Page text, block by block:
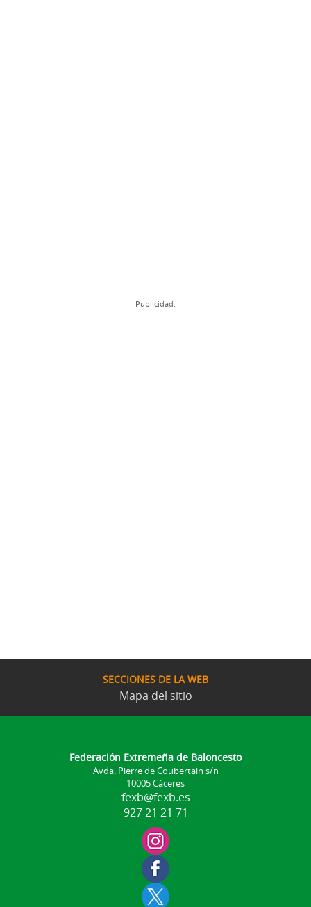
Publicidad:
SECCIONES DE LA WEB
Mapa del sitio
Federación Extremeña de Baloncesto
Avda. Pierre de Coubertain s/n
10005 Cáceres
fexb@fexb.es
927 21 21 71